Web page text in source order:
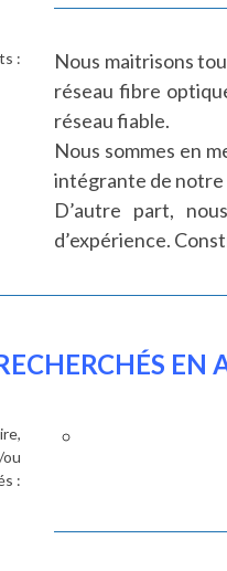
:
Nous maitrisons
réseau fibre
réseau fiable.
Nous sommes en
intégrante de notre
D’autre part,
d’expérience.
EN
: